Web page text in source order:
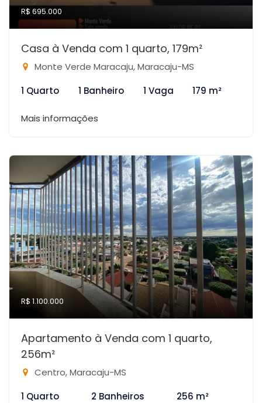
R$ 695.000
Casa à Venda com 1 quarto, 179m²
Monte Verde Maracaju, Maracaju-MS
1 Quarto
1 Banheiro 1 Vaga 179 m²
Mais informações
R$ 1.100.000
Apartamento à Venda com 1 quarto,
256m²
Centro, Maracaju-MS
1 Quarto
2 Banheiros 256 m²